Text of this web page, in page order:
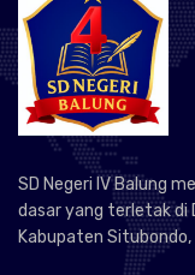
SD Negeri IV Balung
dasar yang terletak di
Kabupaten